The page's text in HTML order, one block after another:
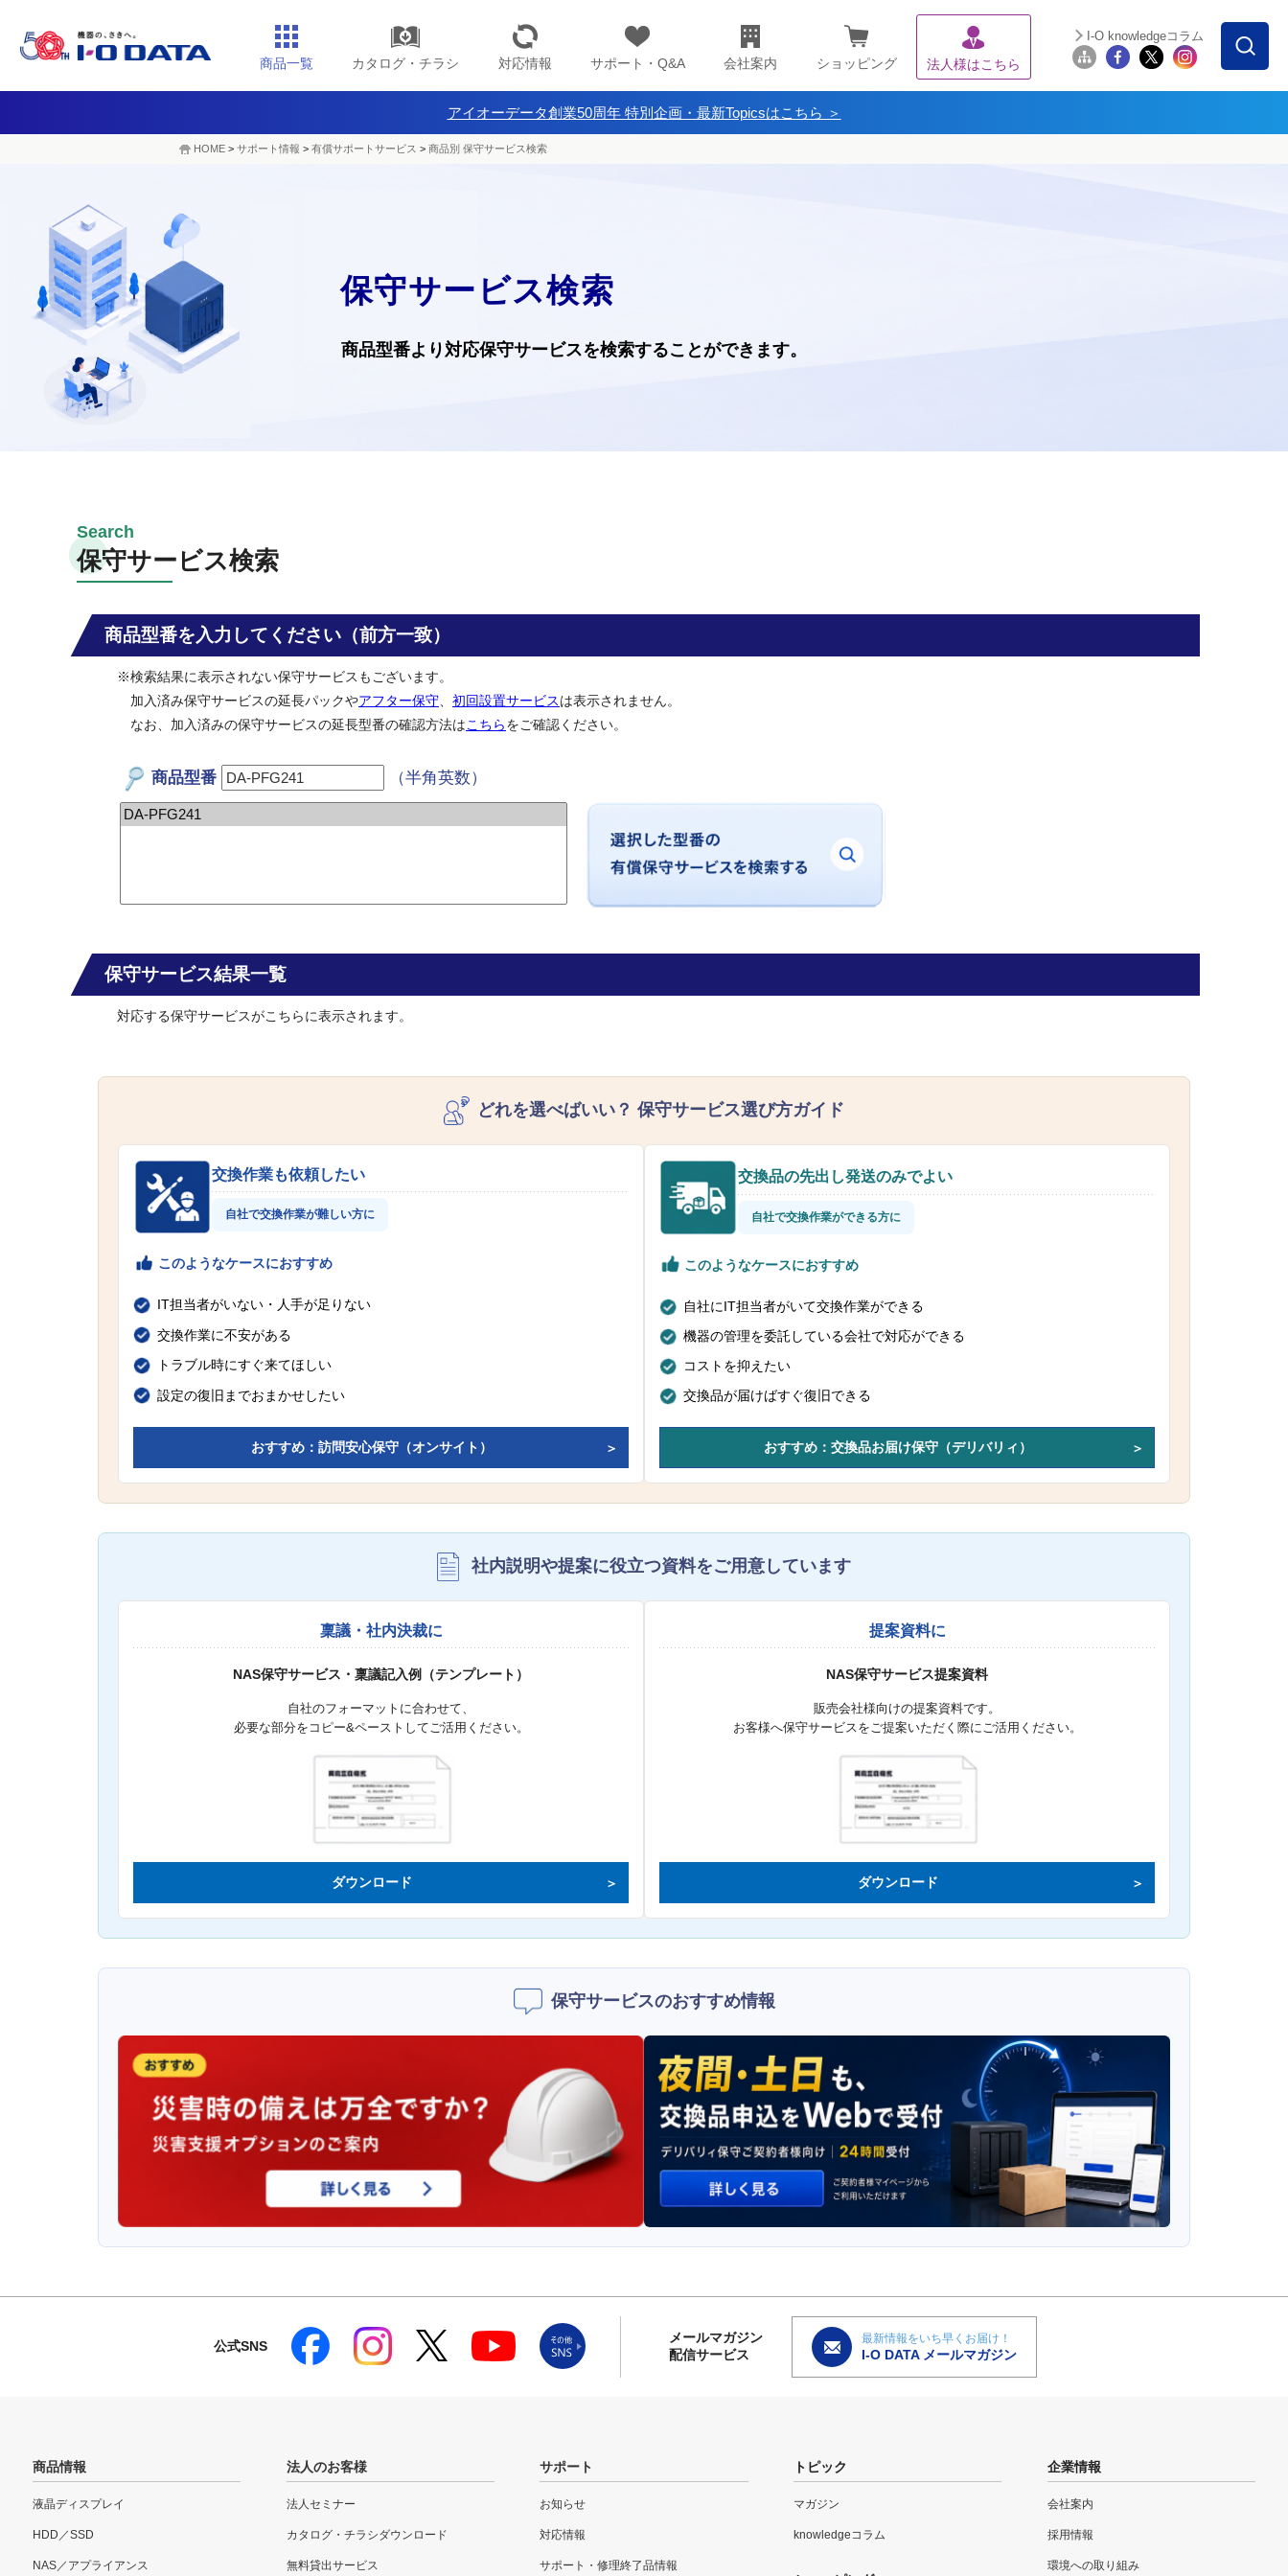
商品一覧 カタログ・チラシ 対応情報 サポート・Q&A 会社案内 ショッピング 法人様はこちら
I-O knowledgeコラム
アイオーデータ創業50周年 特別企画・最新Topicsはこちら ＞
HOME > サポート情報 > 有償サポートサービス > 商品別 保守サービス検索
保守サービス検索
商品型番より対応保守サービスを検索することができます。
保守サービス検索
商品型番を入力してください（前方一致）
※検索結果に表示されない保守サービスもございます。
加入済み保守サービスの延長パックやアフター保守 初回設置サービスは表示されません。
なお、加入済みの保守サービスの延長型番の確認方法はこちらをご確認ください。
商品型番 （半角英数）
保守サービス結果一覧
対応する保守サービスがこちらに表示されます。
どれを選べばいい？ 保守サービス選び方ガイド
交換作業も依頼したい
自社で交換作業が難しい方に
このようなケースにおすすめ
IT担当者がいない・人手が足りない
交換作業に不安がある
トラブル時にすぐ来てほしい
設定の復旧までおまかせしたい
おすすめ：訪問安心保守（オンサイト）
交換品の先出し発送のみでよい
自社で交換作業ができる方に
このようなケースにおすすめ
自社にIT担当者がいて交換作業ができる
機器の管理を委託している会社で対応ができる
コストを抑えたい
交換品が届けばすぐ復旧できる
おすすめ：交換品お届け保守（デリバリィ）
社内説明や提案に役立つ資料をご用意しています
稟議・社内決裁に
NAS保守サービス・稟議記入例（テンプレート）
自社のフォーマットに合わせて、
必要な部分をコピー&ペーストしてご活用ください。
ダウンロード
提案資料に
NAS保守サービス提案資料
販売会社様向けの提案資料です。
お客様へ保守サービスをご提案いただく際にご活用ください。
ダウンロード
保守サービスのおすすめ情報
公式SNS
メールマガジン
配信サービス
最新情報をいち早くお届け！
I-O DATA メールマガジン
商品情報
液晶ディスプレイ
HDD／SSD
NAS／アプライアンス
法人のお客様
法人セミナー
カタログ・チラシダウンロード
無料貸出サービス
サポート
お知らせ
対応情報
サポート・修理終了品情報
トピック
マガジン
knowledgeコラム
企業情報
会社案内
採用情報
環境への取り組み